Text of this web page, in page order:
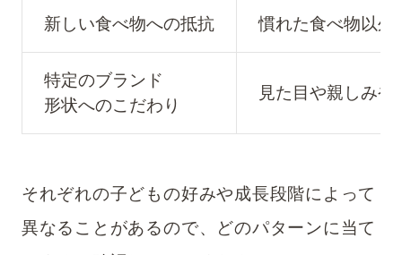
新しい食べ物への抵抗 慣れた食べ物以外
特定のブランド
形状へのこだわり
見た目や親しみ
それぞれの子どもの好みや成長段階によって
異なることがあるので、どのパターンに当て